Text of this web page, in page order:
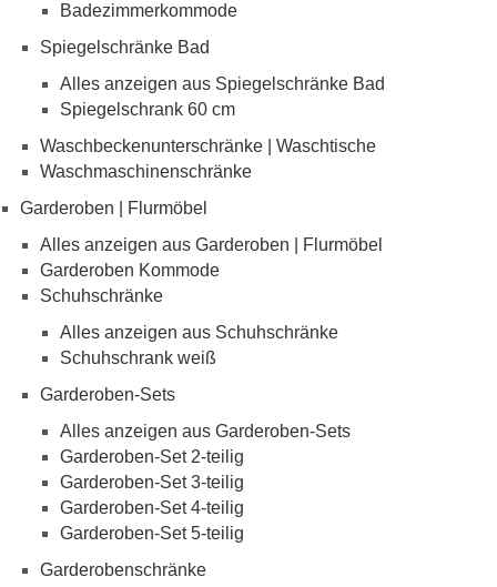
Badezimmerkommode
Spiegelschränke Bad
Alles anzeigen aus Spiegelschränke Bad
Spiegelschrank 60 cm
Waschbeckenunterschränke | Waschtische
Waschmaschinenschränke
Garderoben | Flurmöbel
Alles anzeigen aus Garderoben | Flurmöbel
Garderoben Kommode
Schuhschränke
Alles anzeigen aus Schuhschränke
Schuhschrank weiß
Garderoben-Sets
Alles anzeigen aus Garderoben-Sets
Garderoben-Set 2-teilig
Garderoben-Set 3-teilig
Garderoben-Set 4-teilig
Garderoben-Set 5-teilig
Garderobenschränke